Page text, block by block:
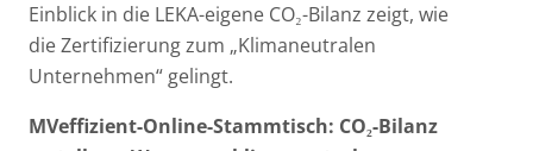
Einblick in die LEKA-eigene CO₂-Bilanz zeigt, wie
die Zertifizierung zum „Klimaneutralen
Unternehmen“ gelingt.
MVeffizient-Online-Stammtisch: CO₂-Bilanz